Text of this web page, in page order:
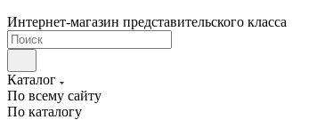
Интернет-магазин представительского класса
Каталог
По всему сайту
По каталогу